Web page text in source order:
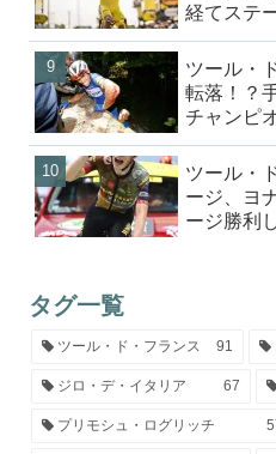
経てステ
ツール・
転落！？
チャンピ
ツール・
ージ、ヨ
ージ勝利
タグ一覧
ツール・ド・フランス 91
ジロ・デ・イタリア 67
プリモシュ・ログリッチ